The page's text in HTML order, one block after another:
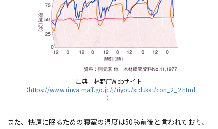
出典：林野庁Webサイト
（https://www.rinya.maff.go.jp/j/riyou/kidukai/con_2_2.html
）
また、快適に眠るための寝室の湿度は50％前後と言われており、